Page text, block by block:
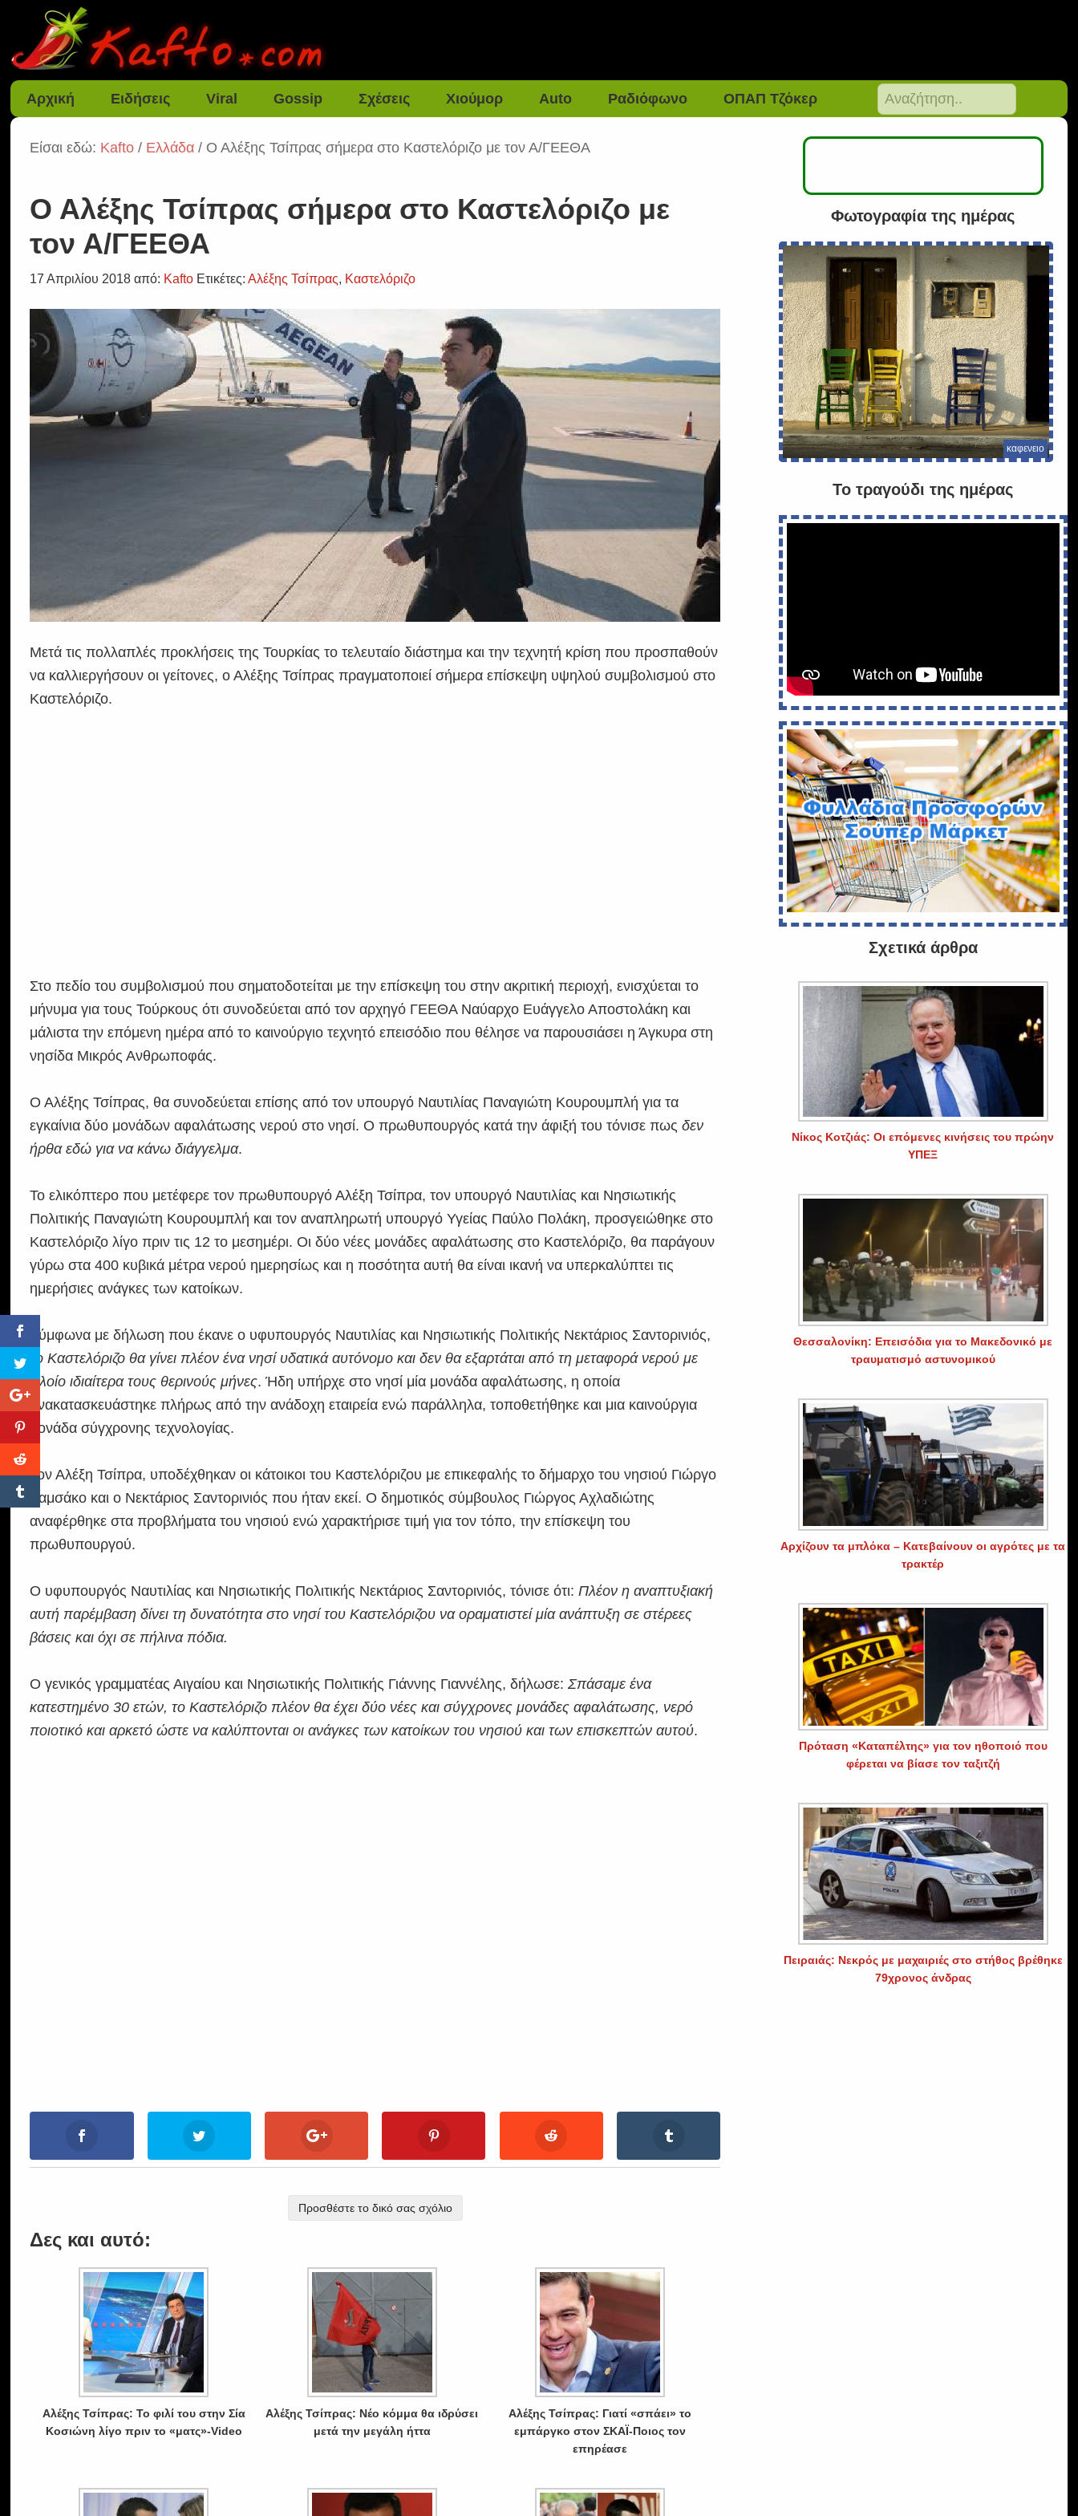
Αρχική Ειδήσεις Viral Gossip Σχέσεις Χιούμορ Auto Ραδιόφωνο ΟΠΑΠ Τζόκερ
Είσαι εδώ: Kafto / Ελλάδα / Ο Αλέξης Τσίπρας σήμερα στο Καστελόριζο με τον Α/ΓΕΕΘΑ
Ο Αλέξης Τσίπρας σήμερα στο Καστελόριζο με
τον Α/ΓΕΕΘΑ
17 Απριλίου 2018 από: Kafto Ετικέτες:Αλέξης Τσίπρας, Καστελόριζο
Μετά τις πολλαπλές προκλήσεις της Τουρκίας το τελευταίο διάστημα και την τεχνητή κρίση που προσπαθούν
να καλλιεργήσουν οι γείτονες, ο Αλέξης Τσίπρας πραγματοποιεί σήμερα επίσκεψη υψηλού συμβολισμού στο
Καστελόριζο.
Στο πεδίο του συμβολισμού που σηματοδοτείται με την επίσκεψη του στην ακριτική περιοχή, ενισχύεται το
μήνυμα για τους Τούρκους ότι συνοδεύεται από τον αρχηγό ΓΕΕΘΑ Ναύαρχο Ευάγγελο Αποστολάκη και
μάλιστα την επόμενη ημέρα από το καινούργιο τεχνητό επεισόδιο που θέλησε να παρουσιάσει η Άγκυρα στη
νησίδα Μικρός Ανθρωποφάς.
Ο Αλέξης Τσίπρας, θα συνοδεύεται επίσης από τον υπουργό Ναυτιλίας Παναγιώτη Κουρουμπλή για τα
εγκαίνια δύο μονάδων αφαλάτωσης νερού στο νησί. Ο πρωθυπουργός κατά την άφιξή του τόνισε πωςδεν
ήρθα εδώ για να κάνω διάγγελμα.
Το ελικόπτερο που μετέφερε τον πρωθυπουργό Αλέξη Τσίπρα, τον υπουργό Ναυτιλίας και Νησιωτικής
Πολιτικής Παναγιώτη Κουρουμπλή και τον αναπληρωτή υπουργό Υγείας Παύλο Πολάκη, προσγειώθηκε στο
Καστελόριζο λίγο πριν τις 12 το μεσημέρι. Οι δύο νέες μονάδες αφαλάτωσης στο Καστελόριζο, θα παράγουν
γύρω στα 400 κυβικά μέτρα νερού ημερησίως και η ποσότητα αυτή θα είναι ικανή να υπερκαλύπτει τις
ημερήσιες ανάγκες των κατοίκων.
Σύμφωνα με δήλωση που έκανε ο υφυπουργός Ναυτιλίας και Νησιωτικής Πολιτικής Νεκτάριος Σαντορινιός,
το Καστελόριζο θα γίνει πλέον ένα νησί υδατικά αυτόνομο και δεν θα εξαρτάται από τη μεταφορά νερού με
πλοίο ιδιαίτερα τους θερινούς μήνες. Ήδη υπήρχε στο νησί μία μονάδα αφαλάτωσης, η οποία
ανακατασκευάστηκε πλήρως από την ανάδοχη εταιρεία ενώ παράλληλα, τοποθετήθηκε και μια καινούργια
μονάδα σύγχρονης τεχνολογίας.
Τον Αλέξη Τσίπρα, υποδέχθηκαν οι κάτοικοι του Καστελόριζου με επικεφαλής το δήμαρχο του νησιού Γιώργο
Σαμσάκο και ο Νεκτάριος Σαντορινιός που ήταν εκεί. Ο δημοτικός σύμβουλος Γιώργος Αχλαδιώτης
αναφέρθηκε στα προβλήματα του νησιού ενώ χαρακτήρισε τιμή για τον τόπο, την επίσκεψη του
πρωθυπουργού.
Ο υφυπουργός Ναυτιλίας και Νησιωτικής Πολιτικής Νεκτάριος Σαντορινιός, τόνισε ότι:Πλέον η αναπτυξιακή
αυτή παρέμβαση δίνει τη δυνατότητα στο νησί του Καστελόριζου να οραματιστεί μία ανάπτυξη σε στέρεες
βάσεις και όχι σε πήλινα πόδια.
Ο γενικός γραμματέας Αιγαίου και Νησιωτικής Πολιτικής Γιάννης Γιαννέλης, δήλωσε:Σπάσαμε ένα
κατεστημένο 30 ετών, το Καστελόριζο πλέον θα έχει δύο νέες και σύγχρονες μονάδες αφαλάτωσης, νερό
ποιοτικό και αρκετό ώστε να καλύπτονται οι ανάγκες των κατοίκων του νησιού και των επισκεπτών αυτού.
Προσθέστε το δικό σας σχόλιο
Δες και αυτό:
Αλέξης Τσίπρας: Το φιλί του στην Σία
Κοσιώνη λίγο πριν το «ματς»-Video
Αλέξης Τσίπρας: Νέο κόμμα θα ιδρύσει
μετά την μεγάλη ήττα
Αλέξης Τσίπρας: Γιατί «σπάει» το
εμπάργκο στον ΣΚΑΪ-Ποιος τον
επηρέασε
Φωτογραφία της ημέρας
καφενειο
Το τραγούδι της ημέρας
Σχετικά άρθρα
Νίκος Κοτζιάς: Οι επόμενες κινήσεις του πρώην
ΥΠΕΞ
Θεσσαλονίκη: Επεισόδια για το Μακεδονικό με
τραυματισμό αστυνομικού
Αρχίζουν τα μπλόκα – Κατεβαίνουν οι αγρότες με τα
τρακτέρ
Πρόταση «Καταπέλτης» για τον ηθοποιό που
φέρεται να βίασε τον ταξιτζή
Πειραιάς: Νεκρός με μαχαιριές στο στήθος βρέθηκε
79χρονος άνδρας